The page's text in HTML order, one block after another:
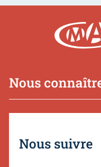
Nous
Nous suivre